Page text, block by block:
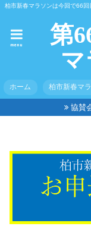
柏市新春マラソンは今回で66
第
menu
ホーム 柏市新春マ
協賛